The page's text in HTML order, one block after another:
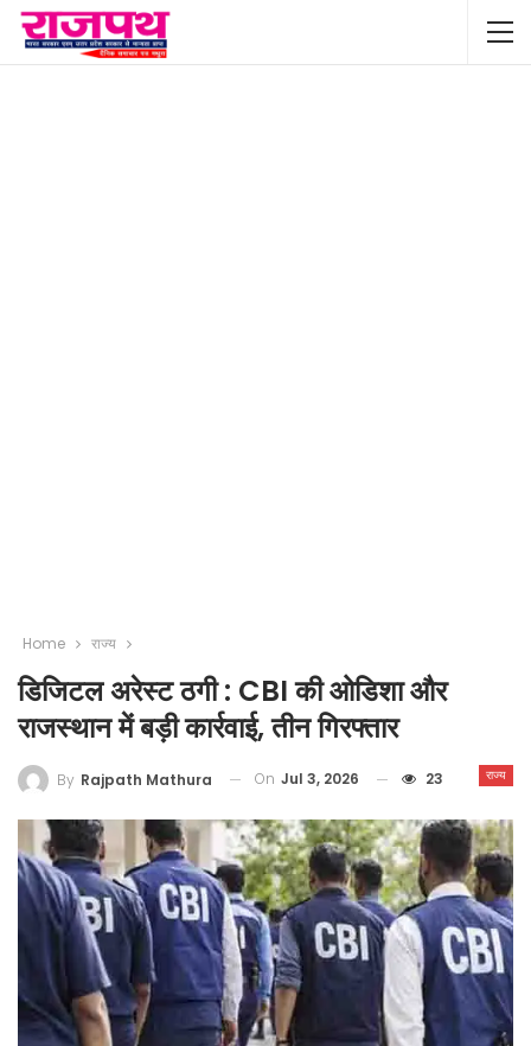
Home राज्य
डिजिटल अरेस्ट ठगी : CBI की ओडिशा और
राजस्थान में बड़ी कार्रवाई, तीन गिरफ्तार
राज्य
By Rajpath Mathura On Jul 3, 2026 23